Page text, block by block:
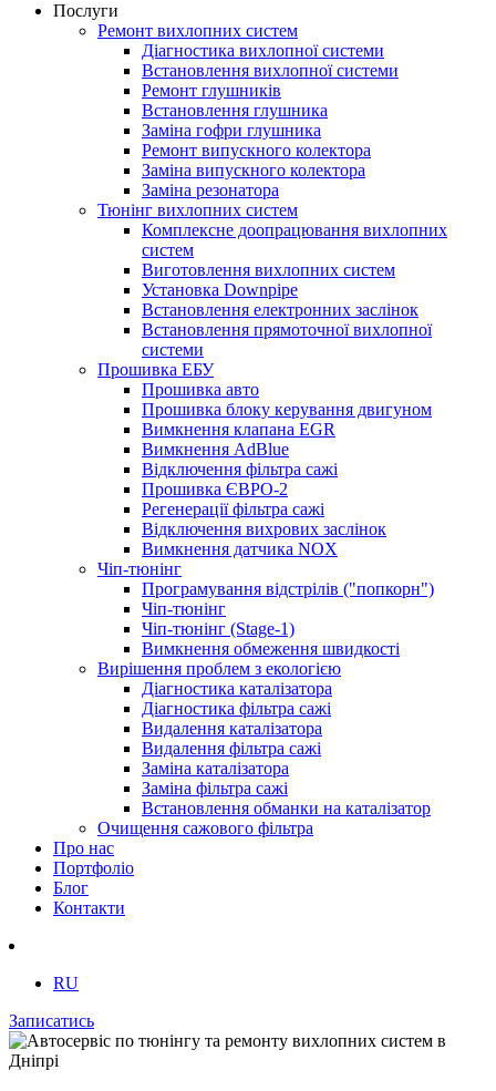
Послуги
Ремонт вихлопних систем
Діагностика вихлопної системи
Встановлення вихлопної системи
Ремонт глушників
Встановлення глушника
Заміна гофри глушника
Ремонт випускного колектора
Заміна випускного колектора
Заміна резонатора
Тюнінг вихлопних систем
Комплексне доопрацювання вихлопних
систем
Виготовлення вихлопних систем
Установка Downpipe
Встановлення електронних заслінок
Встановлення прямоточної вихлопної
системи
Прошивка ЕБУ
Прошивка авто
Прошивка блоку керування двигуном
Вимкнення клапана EGR
Вимкнення AdBlue
Відключення фільтра сажі
Прошивка ЄВРО-2
Регенерації фільтра сажі
Відключення вихрових заслінок
Вимкнення датчика NOX
Чіп-тюнінг
Програмування відстрілів ("попкорн")
Чіп-тюнінг
Чіп-тюнінг (Stage-1)
Вимкнення обмеження швидкості
Вирішення проблем з екологією
Діагностика каталізатора
Діагностика фільтра сажі
Видалення каталізатора
Видалення фільтра сажі
Заміна каталізатора
Заміна фільтра сажі
Встановлення обманки на каталізатор
Очищення сажового фільтра
Про нас
Портфоліо
Блог
Контакти
RU
Записатись